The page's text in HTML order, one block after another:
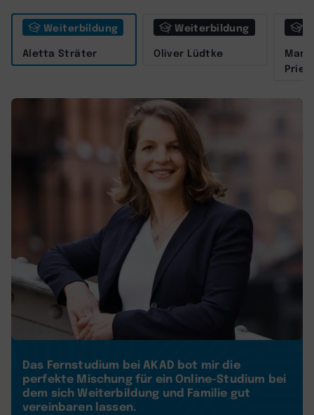
Weiterbildung
Aletta Sträter
Weiterbildung
Oliver Lüdtke
Das Fernstudium bei AKAD bot mir die
perfekte Mischung für ein Online-Studium bei
dem sich Weiterbildung und Familie gut
vereinbaren lassen.